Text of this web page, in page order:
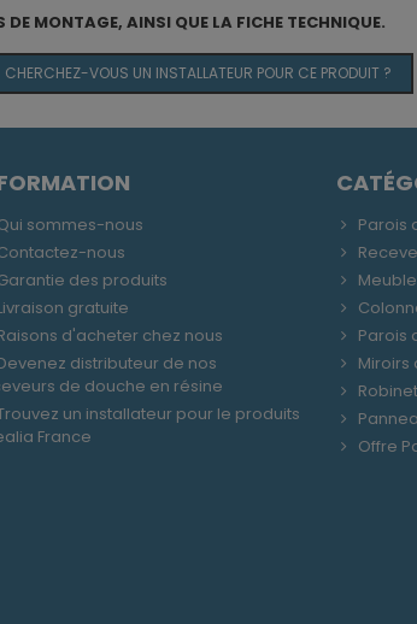
MONTAGE, AINSI QUE LA FICHE TECHNIQUE.
CHERCHEZ-VOUS UN INSTALLATEUR POUR CE PRODUIT ?
sommes-nous
nous
des produits
gratuite
d'acheter chez nous
distributeur de nos
de douche en résine
un installateur pour le produits
France
Parois
Parois
Miroirs
Offre